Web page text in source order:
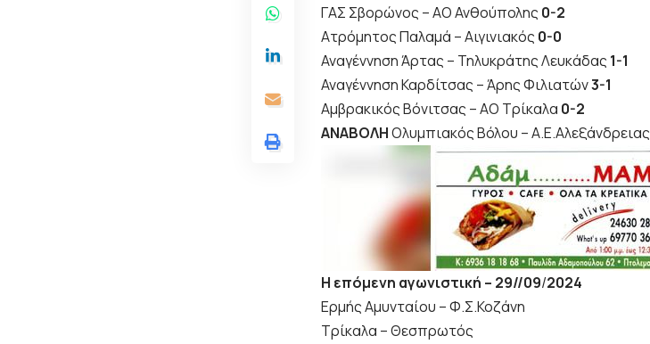
ΓΑΣ Σβορώνος – ΑΟ Ανθούπολης 0-2
Ατρόμητος Παλαμά – Αιγινιακός 0-0
Αναγέννηση Άρτας – Τηλυκράτης Λευκάδας 1-1
Αναγέννηση Καρδίτσας – Άρης Φιλιατών3-1
Αμβρακικός Βόνιτσας – ΑΟ Τρίκαλα 0-2
ΑΝΑΒΟΛΗΟλυμπιακός Βόλου – Α.Ε.Αλεξάνδρειας
H επόμενη αγωνιστική – 29//09/2024
Ερμής Αμυνταίου – Φ.Σ.Κοζάνη
Τρίκαλα – Θεσπρωτός